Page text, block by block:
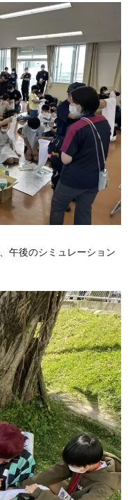
午後のシミュレーション